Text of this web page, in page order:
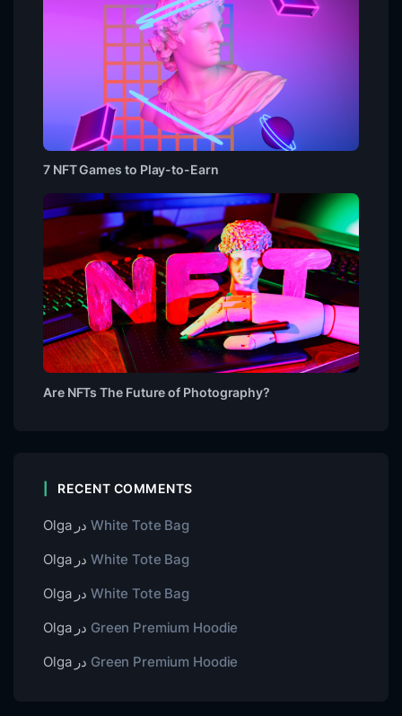
7 NFT Games to Play-to-Earn
Are NFTs The Future of Photography?
RECENT COMMENTS
Olga
White Tote Bag
Olga
White Tote Bag
Olga
White Tote Bag
Olga
Green Premium Hoodie
Olga
Green Premium Hoodie